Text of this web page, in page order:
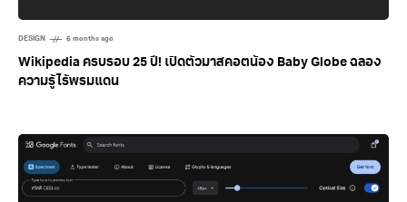
DESIGN 6 months ago
Wikipedia ครบรอบ 25 ปี! เปิดตัวมาสคอตน้อง Baby Globe ฉลอง
ความรู้ไร้พรมแดน